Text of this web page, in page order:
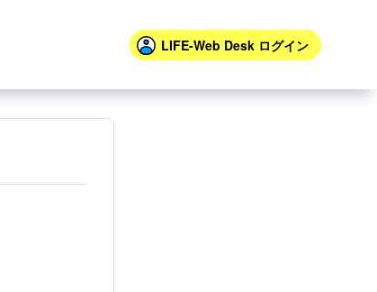
LIFE-Web Desk ログイン